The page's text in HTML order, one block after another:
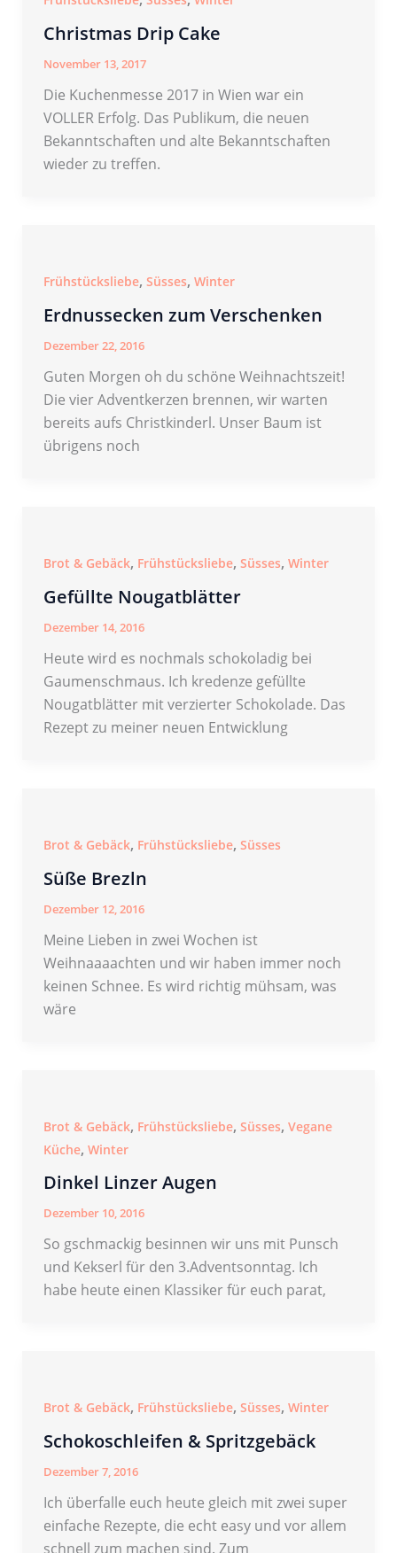
Christmas Drip Cake
November 13, 2017
Die Kuchenmesse 2017 in Wien war ein
VOLLER Erfolg. Das Publikum, die neuen
Bekanntschaften und alte Bekanntschaften
wieder zu treffen.
Frühstücksliebe, Süsses, Winter
Erdnussecken zum Verschenken
Dezember 22, 2016
Guten Morgen oh du schöne Weihnachtszeit!
Die vier Adventkerzen brennen, wir warten
bereits aufs Christkinderl. Unser Baum ist
übrigens noch
Brot & Gebäck, Frühstücksliebe, Süsses, Winter
Gefüllte Nougatblätter
Dezember 14, 2016
Heute wird es nochmals schokoladig bei
Gaumenschmaus. Ich kredenze gefüllte
Nougatblätter mit verzierter Schokolade. Das
Rezept zu meiner neuen Entwicklung
Brot & Gebäck, Frühstücksliebe, Süsses
Süße Brezln
Dezember 12, 2016
Meine Lieben in zwei Wochen ist
Weihnaaaachten und wir haben immer noch
keinen Schnee. Es wird richtig mühsam, was
wäre
Brot & Gebäck, Frühstücksliebe, Süsses, Vegane
Küche, Winter
Dinkel Linzer Augen
Dezember 10, 2016
So gschmackig besinnen wir uns mit Punsch
und Kekserl für den 3.Adventsonntag. Ich
habe heute einen Klassiker für euch parat,
Brot & Gebäck, Frühstücksliebe, Süsses, Winter
Schokoschleifen & Spritzgebäck
Dezember 7, 2016
Ich überfalle euch heute gleich mit zwei super
einfache Rezepte, die echt easy und vor allem
schnell zum machen sind. Zum